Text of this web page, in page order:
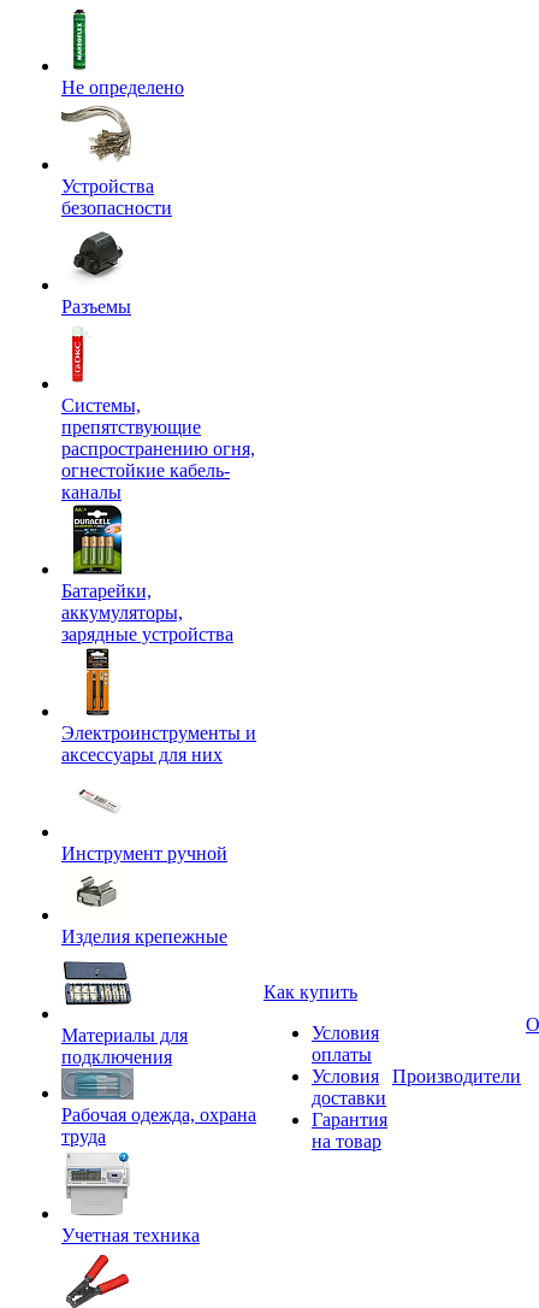
Не определено
Устройства
безопасности
Разъемы
Системы,
препятствующие
распространению огня,
огнестойкие кабель-
каналы
Батарейки,
аккумуляторы,
зарядные устройства
Электроинструменты и
аксессуары для них
Инструмент ручной
Изделия крепежные
Материалы для
подключения
Рабочая одежда, охрана
труда
Учетная техника
Как купить
Условия
оплаты
Условия
доставки
Гарантия
на товар
Производители